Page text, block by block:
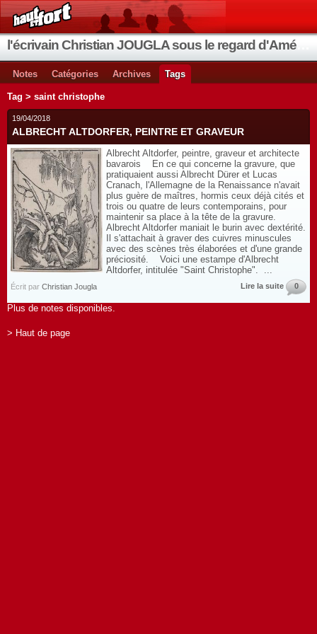
Notes Catégories Archives Tags
Tag > saint christophe
19/04/2018
ALBRECHT ALTDORFER, PEINTRE ET GRAVEUR
Albrecht Altdorfer, peintre, graveur et architecte
bavarois En ce qui concerne la gravure, que
pratiquaient aussi Albrecht Dürer et Lucas
Cranach, l'Allemagne de la Renaissance n'avait
plus guère de maîtres, hormis ceux déjà cités et
trois ou quatre de leurs contemporains, pour
maintenir sa place à la tête de la gravure.
Albrecht Altdorfer maniait le burin avec dextérité.
Il s'attachait à graver des cuivres minuscules
avec des scènes très élaborées et d'une grande
préciosité. Voici une estampe d'Albrecht
Altdorfer, intitulée "Saint Christophe". ...
Écrit par Christian Jougla Lire la suite 0
Plus de notes disponibles.
> Haut de page